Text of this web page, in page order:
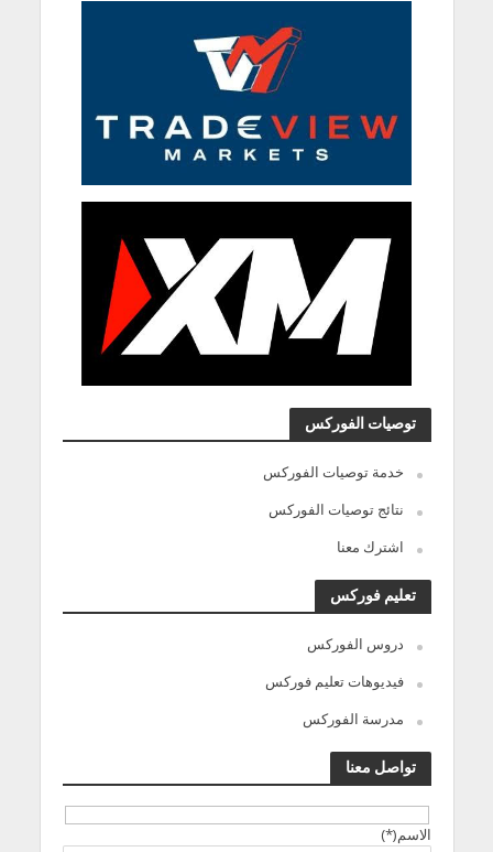
توصيات الفوركس
خدمة توصيات الفوركس
نتائج توصيات الفوركس
اشترك معنا
تعليم فوركس
دروس الفوركس
فيديوهات تعليم فوركس
مدرسة الفوركس
تواصل معنا
الاسم(*)